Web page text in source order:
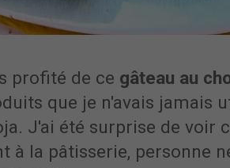
profité de ce gâteau au
que je n'avais jamais
J'ai été surprise de voir
à la pâtisserie, personne